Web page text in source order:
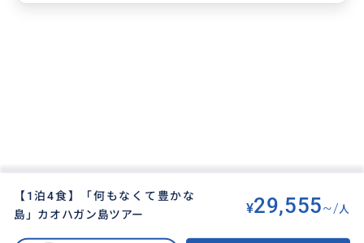
【1泊4食】「何もなくて豊かな
島」カオハガン島ツアー
¥29,555~/人